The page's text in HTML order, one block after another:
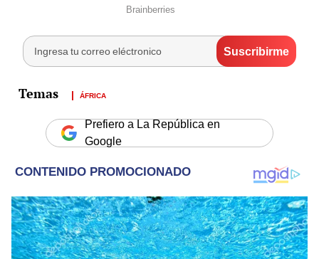
ÁFRICA
Prefiero a La República en
Google